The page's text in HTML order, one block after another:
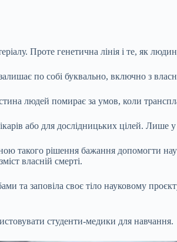
Проте генетична лінія і те, як
по собі буквально, включно з
людей помирає за умов, коли
або для дослідницьких цілей.
такого рішення бажання допомогти
власній смерті.
заповіла своє тіло науковому
студенти-медики для навчання.